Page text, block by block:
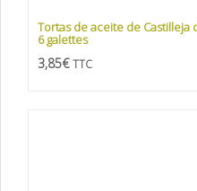
Tortas de aceite de Castilleja
6 galettes
3,85€ TTC